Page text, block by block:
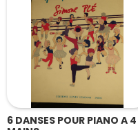
6 DANSES POUR PIANO A 4